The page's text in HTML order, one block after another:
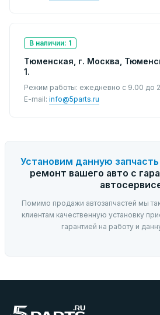
В наличии: 1
Тюменская, г. Москва,
1.
Режим работы: ежедневно с 9.00 до
E-mail: info@5parts.ru
Установим данную запчасть
ремонт вашего авто с
Помимо продажи автозапчастей мы
клиентам качественную установку
гарантией на работу и